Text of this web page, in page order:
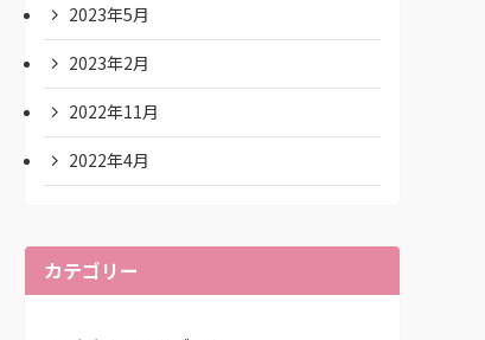
2023年5月
2023年2月
2022年11月
2022年4月
カテゴリー